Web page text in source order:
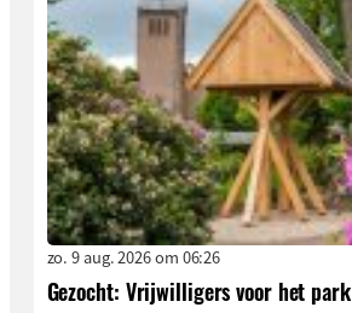
zo. 9 aug. 2026 om 06:26
Gezocht: Vrijwilligers voor het park